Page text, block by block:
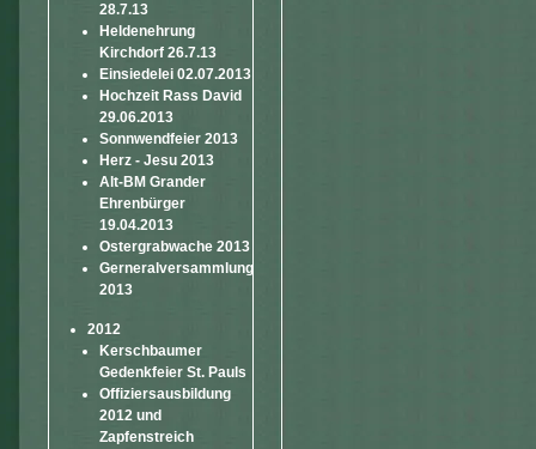
28.7.13
Heldenehrung
Kirchdorf 26.7.13
Einsiedelei 02.07.2013
Hochzeit Rass David
29.06.2013
Sonnwendfeier 2013
Herz - Jesu 2013
Alt-BM Grander
Ehrenbürger
19.04.2013
Ostergrabwache 2013
Gerneralversammlung
2013
2012
Kerschbaumer
Gedenkfeier St. Pauls
Offiziersausbildung
2012 und
Zapfenstreich